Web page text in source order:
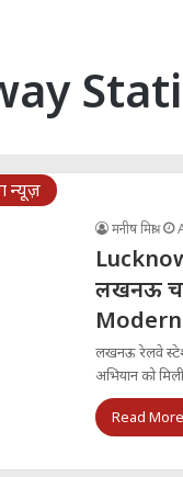
न्यूज़
मनीष मिश्रा
लखनऊ
लखनऊ रेलवे स्टेशन
अभियान को
Read